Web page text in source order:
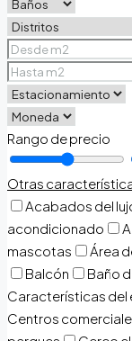
Rango de precio
Otras
Acabados del
acondicionado
mascotas
Área
Balcón
Baño
Características del
Centros